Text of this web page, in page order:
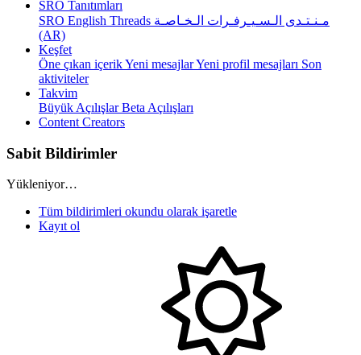
SRO Tanıtımları
SRO English Threads مـنـتـدى الـسـيـرفـرات الـخـاصـة
(AR)
Keşfet
Öne çıkan içerikYeni mesajlarYeni profil mesajları Son
aktiviteler
Takvim
Büyük AçılışlarBeta Açılışları
Content Creators
Sabit Bildirimler
Yükleniyor…
Tüm bildirimleri okundu olarak işaretle
Kayıt ol